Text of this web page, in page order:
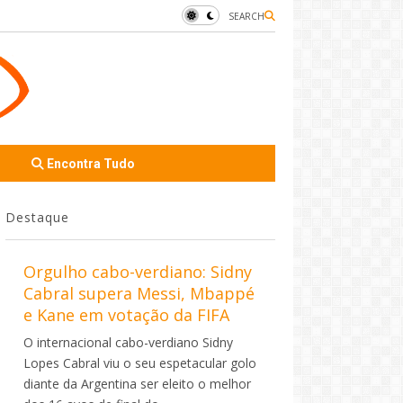
SEARCH
Encontra Tudo
Destaque
Orgulho cabo-verdiano: Sidny
Cabral supera Messi, Mbappé
e Kane em votação da FIFA
O internacional cabo-verdiano Sidny
Lopes Cabral viu o seu espetacular golo
diante da Argentina ser eleito o melhor